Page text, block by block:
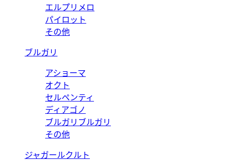
エルプリメロ
パイロット
その他
ブルガリ
アショーマ
オクト
セルペンティ
ディアゴノ
ブルガリブルガリ
その他
ジャガールクルト